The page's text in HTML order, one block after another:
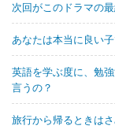
次回がこのドラマの
あなたは本当に良い
英語を学ぶ度に、勉
言うの？
旅行から帰るときは